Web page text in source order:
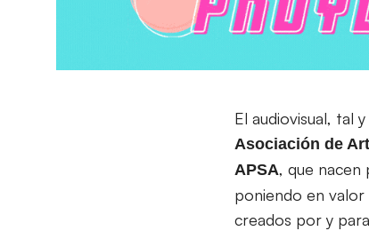
El audiovisual, tal
Asociación de
APSA, que nacen
poniendo en valor
creados por y